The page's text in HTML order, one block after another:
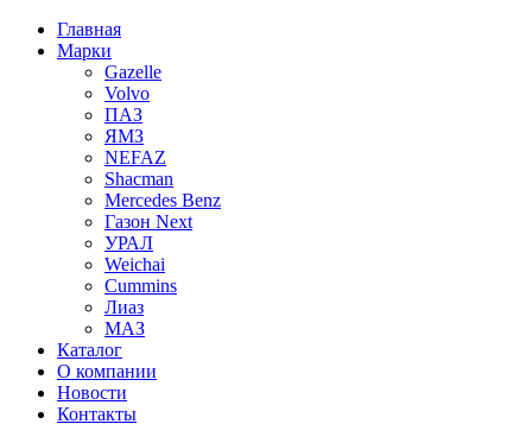
Главная
Марки
Gazelle
Volvo
ПАЗ
ЯМЗ
NEFAZ
Shacman
Mercedes Benz
Газон Next
УРАЛ
Weichai
Cummins
Лиаз
МАЗ
Каталог
О компании
Новости
Контакты